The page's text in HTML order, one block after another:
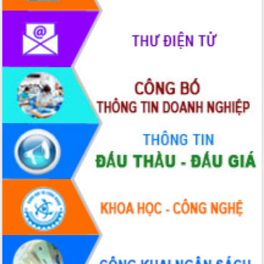
phát triển mới
Thường trực HĐND tỉnh Đắk Lắk gặp
mặt Đoàn chuyên gia y tế TP. Hồ Chí
Lễ truy điệu và an táng hài cốt liệt sĩ
tại Nghĩa trang Liệt sĩ xã Sơn Hòa
Bàn giải pháp tháo gỡ khó khăn trong
xuất khẩu sầu riêng và triển khai quy
định EUDR
Thứ trưởng Bộ Nông nghiệp và Môi
trường Nguyễn Hoàng Hiệp khảo sát
vùng trồng và doanh nghiệp đóng gói
sầu riêng tại Đắk Lắk
Trình diễn nghệ thuật chế biến các
món ăn từ sầu riêng
Đắk Lắk công bố Quy hoạch và xúc
tiến đầu tư tỉnh
Ngành cá ngừ Đắk Lắk chủ động thích
ứng để giữ vững thị trường xuất khẩu
Diễn đàn Kinh tế tư nhân Việt Nam đột